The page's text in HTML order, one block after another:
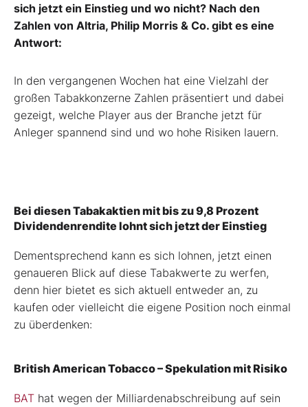
sich jetzt ein Einstieg und wo nicht? Nach den
Zahlen von Altria, Philip Morris & Co. gibt es eine
Antwort:
In den vergangenen Wochen hat eine Vielzahl der
großen Tabakkonzerne Zahlen präsentiert und dabei
gezeigt, welche Player aus der Branche jetzt für
Anleger spannend sind und wo hohe Risiken lauern.
Bei diesen Tabakaktien mit bis zu 9,8 Prozent
Dividendenrendite lohnt sich jetzt der Einstieg
Dementsprechend kann es sich lohnen, jetzt einen
genaueren Blick auf diese Tabakwerte zu werfen,
denn hier bietet es sich aktuell entweder an, zu
kaufen oder vielleicht die eigene Position noch einmal
zu überdenken:
British American Tobacco – Spekulation mit Risiko
BAT hat wegen der Milliardenabschreibung auf sein